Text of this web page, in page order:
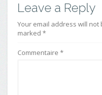
Leave a Reply
Your email address will
marked *
Commentaire *